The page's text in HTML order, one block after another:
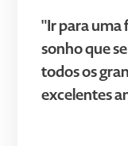
"Ir para uma
sonho que
todos os
excelentes